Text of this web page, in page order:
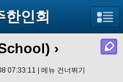
한인회
›
07:33:11 | 메뉴 건너뛰기